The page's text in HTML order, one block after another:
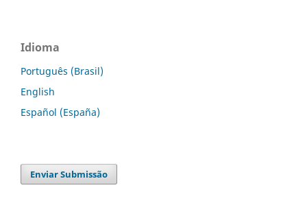
Idioma
Português (Brasil)
English
Español (España)
Enviar Submissão